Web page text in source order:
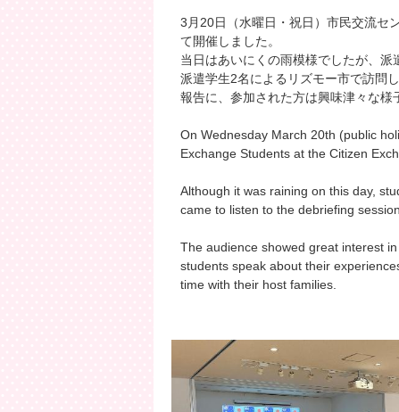
3月20日（水曜日・祝日）市民交流セ
て開催しました。
当日はあいにくの雨模様でしたが、派
派遣学生2名によるリズモー市で訪問
報告に、参加された方は興味津々な様
On Wednesday March 20th (public
Exchange Students at the Citizen
Although it was raining on this day,
came to listen to the debriefing
The audience showed great interest
students speak about their
time with their host families.